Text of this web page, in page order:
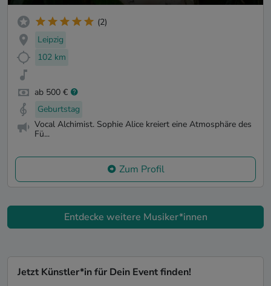
(2)
Leipzig
102 km
ab 500 €
Geburtstag
Vocal Alchimist. Sophie Alice kreiert eine Atmosphäre des
Fü...
Zum Profil
Entdecke weitere Musiker*innen
Jetzt Künstler*in für Dein Event finden!